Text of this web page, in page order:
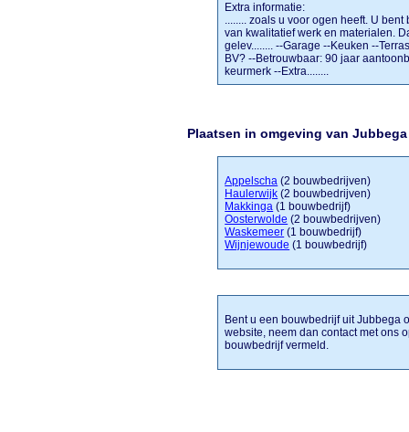
Extra informatie:
........ zoals u voor ogen heeft. U
van kwalitatief werk en materialen.
gelev........ --Garage --Keuken --
BV? --Betrouwbaar: 90 jaar
keurmerk --Extra........
Plaatsen in omgeving van Jubbega
Appelscha (2 bouwbedrijven)
Haulerwijk (2 bouwbedrijven)
Makkinga (1 bouwbedrijf)
Oosterwolde (2 bouwbedrijven)
Waskemeer (1 bouwbedrijf)
Wijnjewoude (1 bouwbedrijf)
Bent u een bouwbedrijf uit Jubbega
website, neem dan contact met ons
bouwbedrijf vermeld.